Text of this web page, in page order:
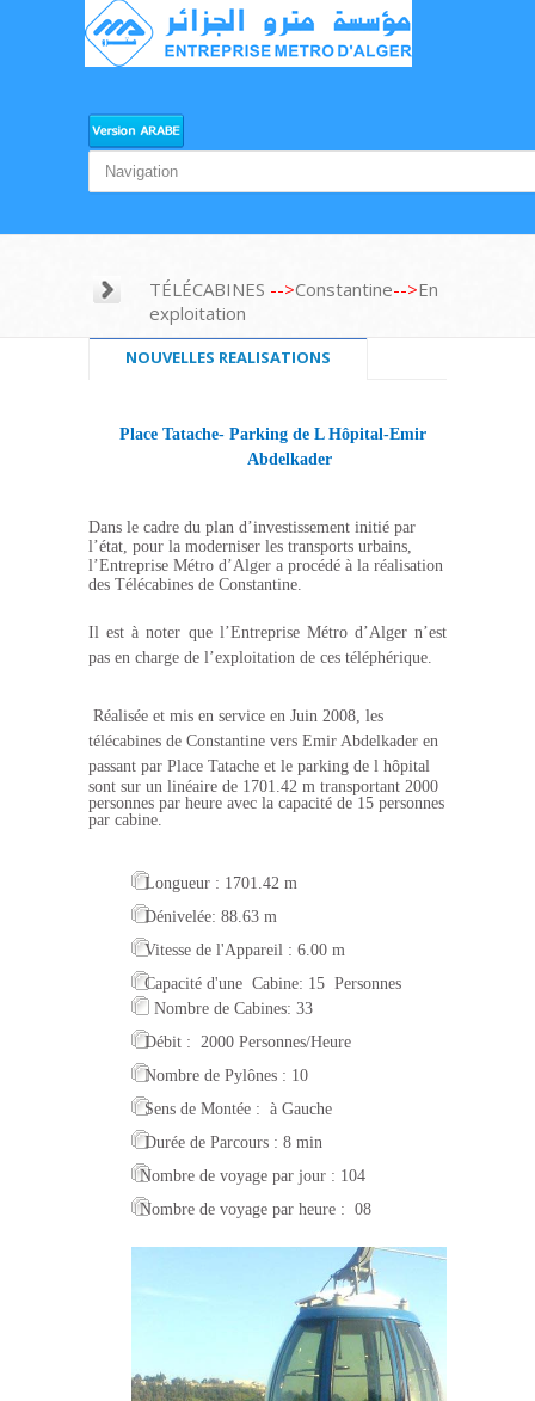
TÉLÉCABINES -->Constantine-->En
exploitation
NOUVELLES REALISATIONS
Place Tatache- Parking de L Hôpital-Emir
Abdelkader
Dans le cadre du plan d’investissement initié par
l’état, pour la moderniser les transports urbains,
l’Entreprise Métro d’Alger a procédé à la réalisation
des Télécabines de Constantine.
Il est à noter que l’Entreprise Métro d’Alger n’est
pas en charge de l’exploitation de ces téléphérique.
Réalisée et mis en service en Juin 2008, les
télécabines de Constantine vers Emir Abdelkader en
passant par Place Tatache et le parking de l hôpital
sont sur un linéaire de 1701.42 m transportant 2000
personnes par heure avec la capacité de 15 personnes
par cabine.
Longueur : 1701.42 m
Dénivelée: 88.63 m
Vitesse de l'Appareil : 6.00 m
Capacité d'une Cabine: 15 Personnes
Nombre de Cabines: 33
Débit : 2000 Personnes/Heure
Nombre de Pylônes : 10
Sens de Montée : à Gauche
Durée de Parcours : 8 min
Nombre de voyage par jour : 104
Nombre de voyage par heure : 08